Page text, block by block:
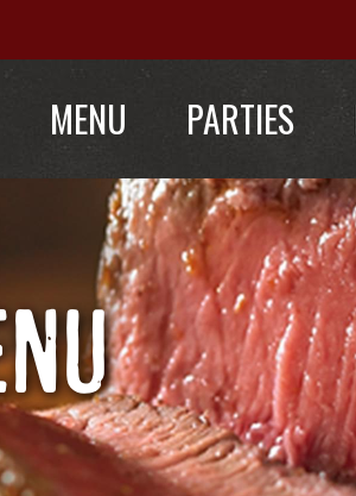
MENU PARTIES